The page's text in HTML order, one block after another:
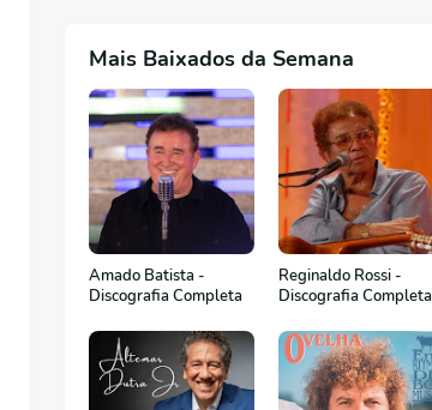
Mais Baixados da Semana
Amado Batista -
Discografia Completa
Reginaldo Rossi -
Discografia Completa